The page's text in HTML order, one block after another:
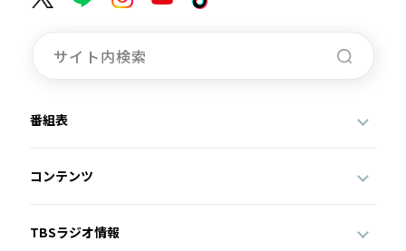
番組表
コンテンツ
TBSラジオ情報